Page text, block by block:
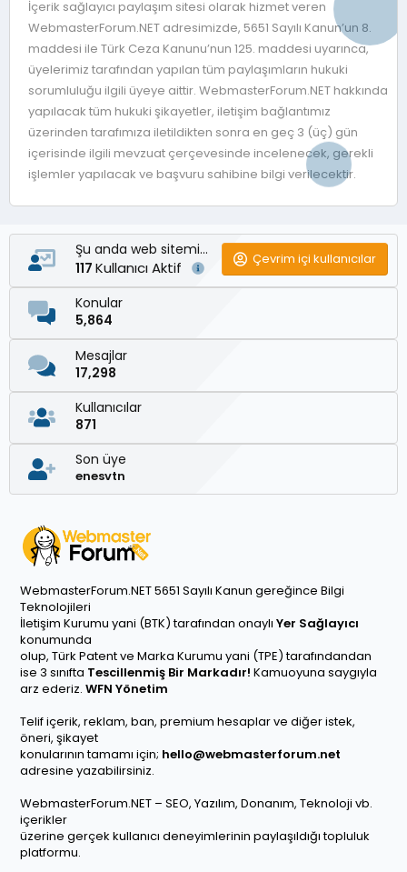
İçerik sağlayıcı paylaşım sitesi olarak hizmet veren
WebmasterForum.NET adresimizde, 5651 Sayılı Kanun’un 8.
maddesi ile Türk Ceza Kanunu’nun 125. maddesi uyarınca,
üyelerimiz tarafından yapılan tüm paylaşımların hukuki
sorumluluğu ilgili üyeye aittir. WebmasterForum.NET hakkında
yapılacak tüm hukuki şikayetler, iletişim bağlantımız
üzerinden tarafımıza iletildikten sonra en geç 3 (üç) gün
içerisinde ilgili mevzuat çerçevesinde incelenecek, gerekli
işlemler yapılacak ve başvuru sahibine bilgi verilecektir.
Şu anda web sitemizde
117 Kullanıcı Aktif Çevrim içi kullanıcılar
Konular
5,864
Mesajlar
17,298
Kullanıcılar
871
Son üye
enesvtn
WebmasterForum.NET 5651 Sayılı Kanun gereğince Bilgi
Teknolojileri
İletişim Kurumu yani (BTK) tarafından onaylı Yer Sağlayıcı
konumunda
olup, Türk Patent ve Marka Kurumu yani (TPE) tarafındandan
ise 3 sınıfta Tescillenmiş Bir Markadır! Kamuoyuna saygıyla
arz ederiz. WFN Yönetim
Telif içerik, reklam, ban, premium hesaplar ve diğer istek,
öneri, şikayet
konularının tamamı için; hello@webmasterforum.net
adresine yazabilirsiniz.
WebmasterForum.NET – SEO, Yazılım, Donanım, Teknoloji vb.
içerikler
üzerine gerçek kullanıcı deneyimlerinin paylaşıldığı topluluk
platformu.